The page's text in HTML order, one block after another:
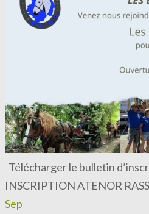
Télécharger le bulletin
INSCRIPTION ATENOR
Sep